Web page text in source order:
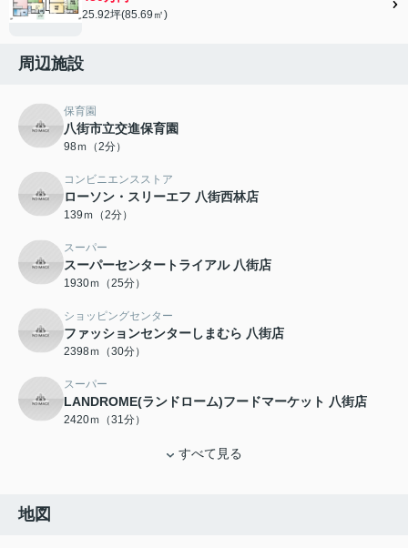
25.92坪(85.69㎡)
周辺施設
保育園
八街市立交進保育園
98ｍ（2分）
コンビニエンスストア
ローソン・スリーエフ 八街西林店
139ｍ（2分）
スーパー
スーパーセンタートライアル 八街店
1930ｍ（25分）
ショッピングセンター
ファッションセンターしまむら 八街店
2398ｍ（30分）
スーパー
LANDROME(ランドローム)フードマーケット 八街店
2420ｍ（31分）
すべて見る
地図